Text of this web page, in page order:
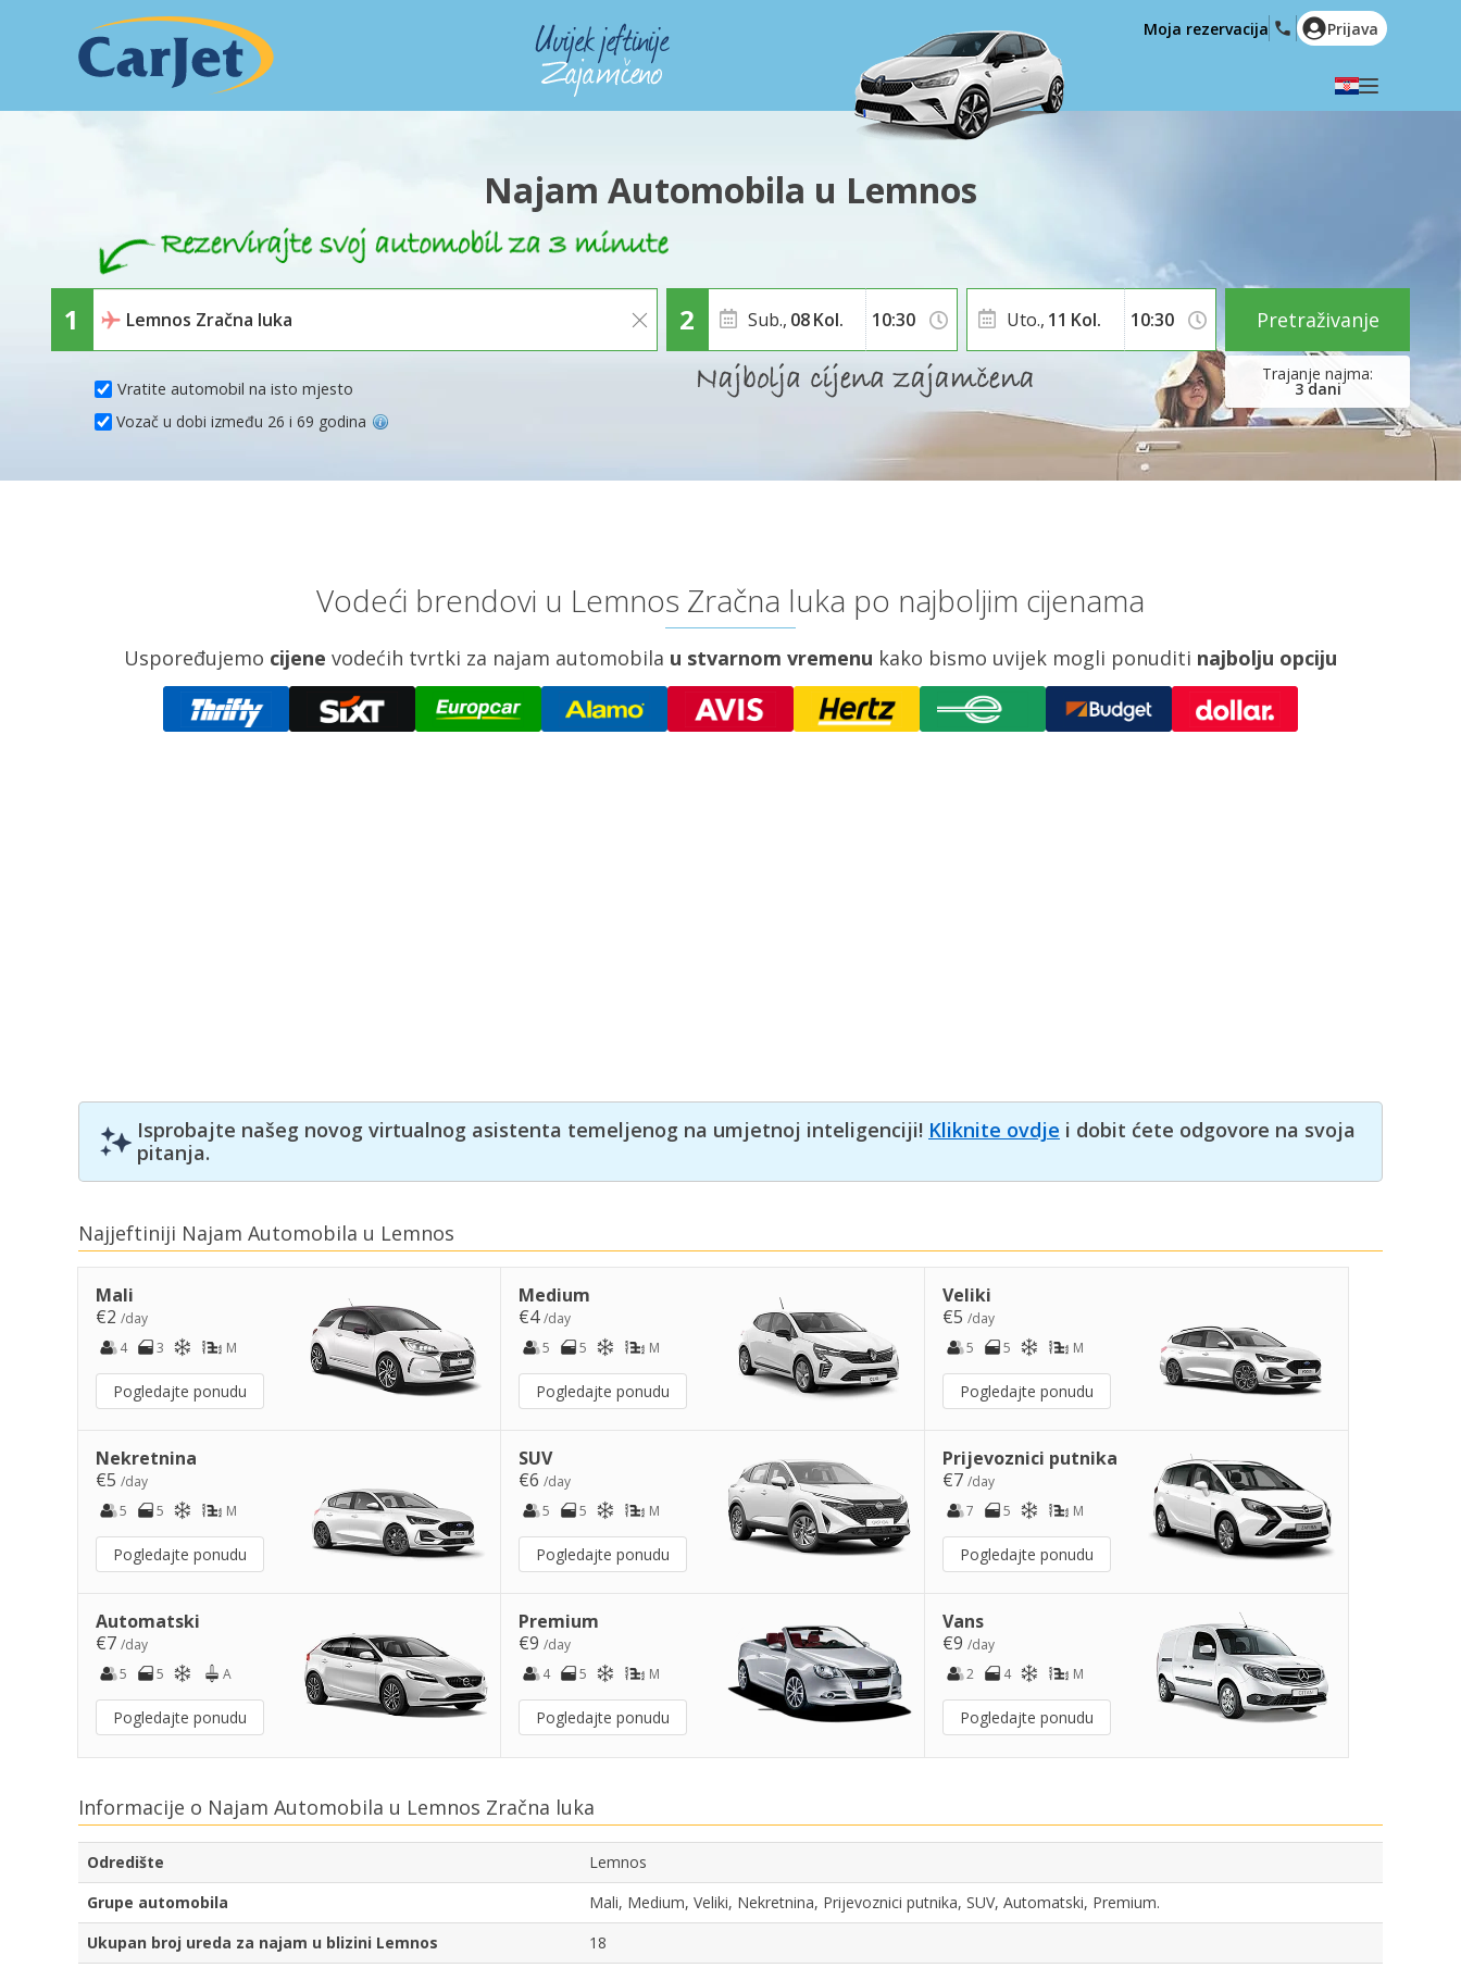
English (US)
Polski
Türkçe
Română
Ελληνικά
Hrvatski
العربية
Moja rezervacija Prijava
Najam Automobila u Lemnos
Vratite automobil na isto mjesto
Sub., 08Kol.
3 dani
Uto., 11 Kol.
Vozač u dobi između 26 i 69 godina
Pretraživanje
Vodeći brendovi u Lemnos Zračna luka po najboljim cijenama
Uspoređujemo cijene vodećih tvrtki za najam automobila u stvarnom vremenu kako bismo uvijek mogli ponuditi najbolju opciju
Isprobajte našeg novog virtualnog asistenta temeljenog na umjetnoj inteligenciji! Kliknite ovdje i dobit ćete odgovore na svoja
pitanja.
Najjeftiniji Najam Automobila u Lemnos
Mali
€2 /day
4
3 M
Pogledajte ponudu
Medium
€4/day
5
5 M
Pogledajte ponudu
Veliki
€5 /day
5
5 M
Pogledajte ponudu
Nekretnina
€5 /day
5
5 M
Pogledajte ponudu
SUV
€6/day
5
5 M
Pogledajte ponudu
Prijevoznici putnika
€7 /day
7
5 M
Pogledajte ponudu
Automatski
€7 /day
5
5 A
Pogledajte ponudu
Premium
€9/day
4
5 M
Pogledajte ponudu
Vans
€9 /day
2
4 M
Pogledajte ponudu
Informacije o Najam Automobila u Lemnos Zračna luka
Odredište
Lemnos
Grupe automobila
Mali, Medium, Veliki, Nekretnina, Prijevoznici putnika, SUV, Automatski, Premium.
Ukupan broj ureda za najam u blizini Lemnos
18